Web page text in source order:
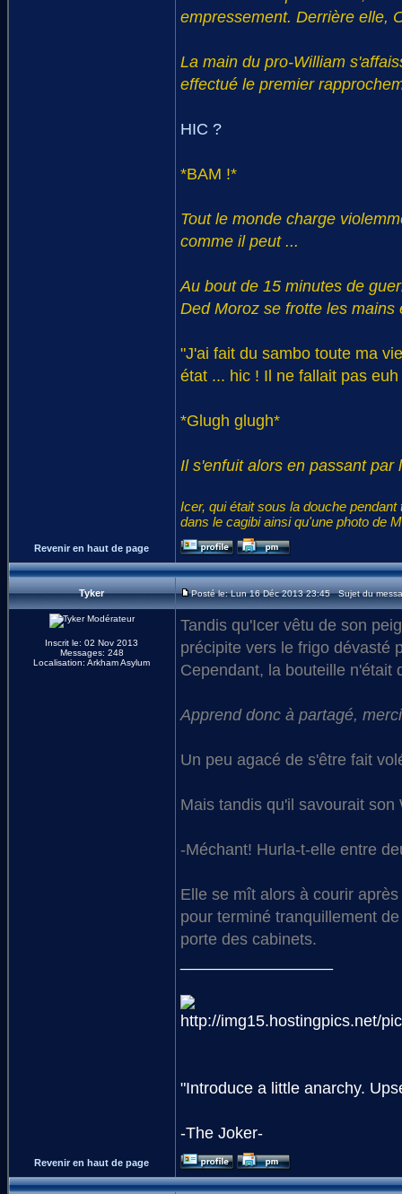
empressement. Derrière elle,
La main du pro-William
effectué le premier
HIC ?
*BAM !*
Tout le monde charge
comme il peut ...
Au bout de 15 minutes de
Ded Moroz se frotte les mains
"J'ai fait du sambo toute ma
état ... hic ! Il ne fallait pas
*Glugh glugh*
Il s'enfuit alors en passant
Icer, qui était sous la douche
dans le cagibi ainsi qu'une photo de
Revenir en haut de page
Tyker Posté le: Lun 16 Déc 2013 23:45 Sujet du
Inscrit le: 02 Nov 2013
Messages: 248
Localisation: Arkham Asylum
Tandis qu'Icer vêtu de son
précipite vers le frigo dévasté
Cependant, la bouteille n'était
Apprend donc à partagé,
Un peu agacé de s'être fait
Mais tandis qu'il savourait
-Méchant! Hurla-t-elle entre
Elle se mît alors à courir
pour terminé tranquillement
porte des cabinets.
"Introduce a little anarchy.
-The Joker-
Revenir en haut de page